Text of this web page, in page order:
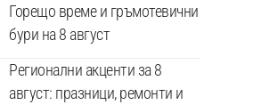
Горещо време и гръмотевични
бури на 8 август
Регионални акценти за 8
август: празници, ремонти и